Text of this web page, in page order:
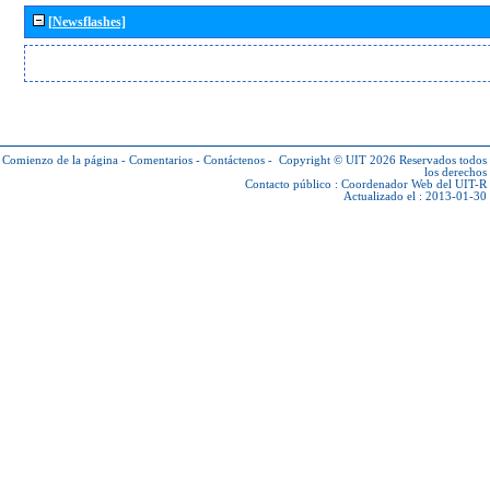
[Newsflashes]
Comienzo de la página - Comentarios - Contáctenos - Copyright © UIT 2026 Reservados todos
los derechos
Contacto público : Coordenador Web del UIT-R
Actualizado el : 2013-01-30